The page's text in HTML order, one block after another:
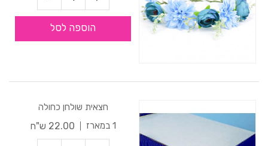
הוספה לסל
חצאית שולחן כחולה
1 במארז
22.00 ש"ח